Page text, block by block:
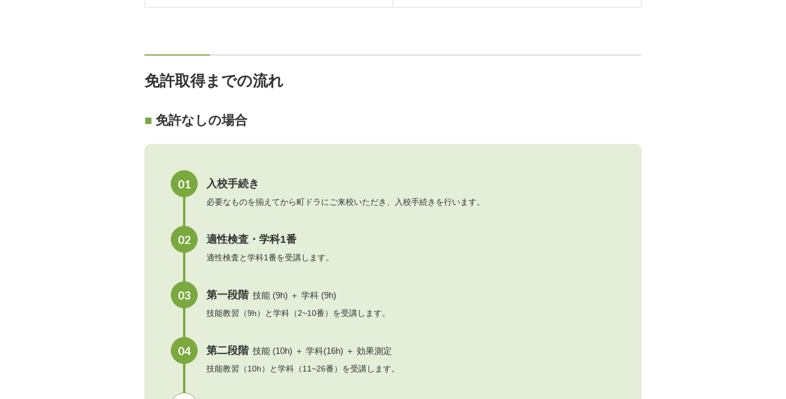
免許取得までの流れ
■ 免許なしの場合
01 入校手続き
必要なものを揃えてから町ドラにご来校いただき、入校手続きを行います。
02 適性検査・学科1番
適性検査と学科1番を受講します。
03 第一段階 技能 (9h) ＋ 学科 (9h)
技能教習（9h）と学科（2~10番）を受講します。
04 第二段階 技能 (10h) ＋ 学科(16h) ＋ 効果測定
技能教習（10h）と学科（11~26番）を受講します。